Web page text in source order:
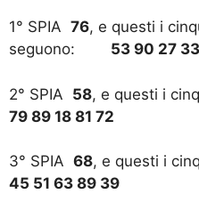
1° SPIA 76, e questi i
seguono: 53 90 27 33
2° SPIA 58, e questi i
79 89 18 81 72
3° SPIA 68, e questi i
45 51 63 89 39